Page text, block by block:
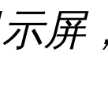
屏